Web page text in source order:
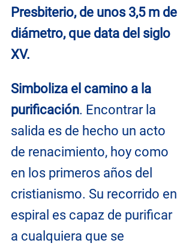
Presbiterio, de unos 3,5 m de
diámetro, que data del siglo
XV.
Simboliza el camino a la
purificación. Encontrar la
salida es de hecho un acto
de renacimiento, hoy como
en los primeros años del
cristianismo. Su recorrido en
espiral es capaz de purificar
a cualquiera que se